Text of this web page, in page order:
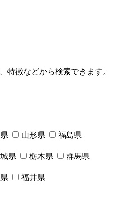
特徴などから検索できます。
山形県
福島県
県 栃木県
群馬県
福井県